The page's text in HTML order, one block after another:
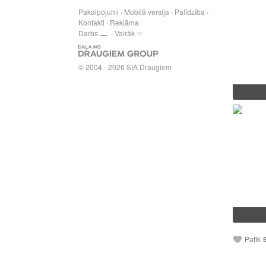
Pakalpojumi Mobilā versija
Palīdzība
Kontakti
Reklāma
Darbs
Vairāk
© 2004 - 2026 SIA Draugiem
Patīk 5